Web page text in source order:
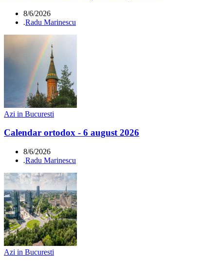
8/6/2026
.Radu Marinescu
Azi in Bucuresti
Calendar ortodox - 6 august 2026
8/6/2026
.Radu Marinescu
Azi in Bucuresti